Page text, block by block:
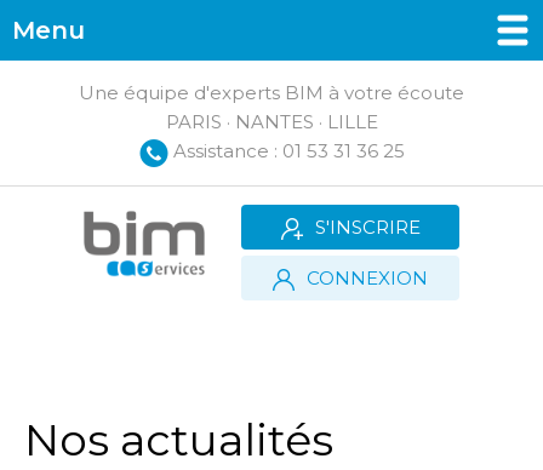
Une équipe d'experts BIM à votre écoute
PARIS · NANTES · LILLE
Assistance : 01 53 31 36 25
Menu
S'INSCRIRE
CONNEXION
Nos actualités